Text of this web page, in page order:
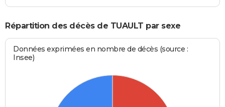
Répartition des décès de TUAULT par sexe
Données exprimées en nombre de décès (source :
Insee)